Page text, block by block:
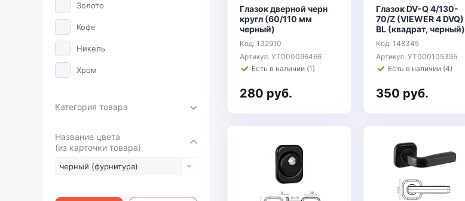
Золото
Кофе
Никель
Хром
Категория товара
Название цвета
(из карточки товара)
черный (фурнитура)
Глазок дверной черн
кругл (60/110 мм
черный)
Код: 132910
Артикул: УТ000096466
Есть в наличии (1)
280 руб.
Глазок DV-Q 4/130-
70/Z (VIEWER 4 DVQ)
BL (квадрат, черный)
Код: 148345
Артикул: УТ000105395
Есть в наличии (4)
350 руб.